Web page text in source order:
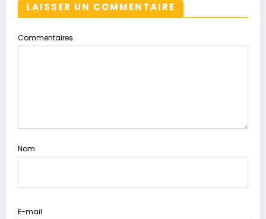
LAISSER UN COMMENTAIRE
Commentaires
Nom
E-mail